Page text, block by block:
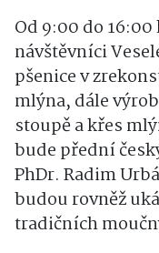
Od 9:00 do
návštěvníci
pšenice v
mlýna, dále
stoupě a křes
bude přední
PhDr. Radim
budou rovněž
tradičních